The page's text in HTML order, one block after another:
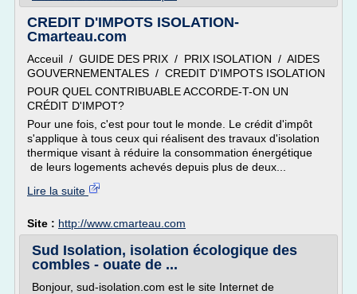
CREDIT D'IMPOTS ISOLATION-
Cmarteau.com
Acceuil / GUIDE DES PRIX / PRIX ISOLATION / AIDES
GOUVERNEMENTALES / CREDIT D'IMPOTS ISOLATION
POUR QUEL CONTRIBUABLE ACCORDE-T-ON UN
CRÉDIT D'IMPOT?
Pour une fois, c'est pour tout le monde. Le crédit d'impôt
s'applique à tous ceux qui réalisent des travaux d'isolation
thermique visant à réduire la consommation énergétique
de leurs logements achevés depuis plus de deux...
Lire la suite
Site : http://www.cmarteau.com
Sud Isolation, isolation écologique des
combles - ouate de ...
Bonjour, sud-isolation.com est le site Internet de